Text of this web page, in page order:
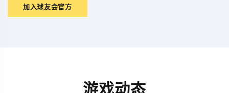
加入球友会官方